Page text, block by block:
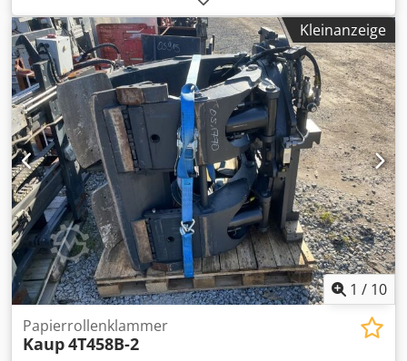
Codpfx Aqjud Eaasterf Zustand Technisch: gut
Beschreibung: ISO 2A (41 cm) Year 2019 Capacity 1200 kg
Opening range 530-1670 mm Clamp length 1000 mm
Contact pads 250x900 mm Tilt range: 90° Width 1100 mm
ID OS1386
Kleinanzeige
1 / 10
Papierrollenklammer
Kaup4T458B-2